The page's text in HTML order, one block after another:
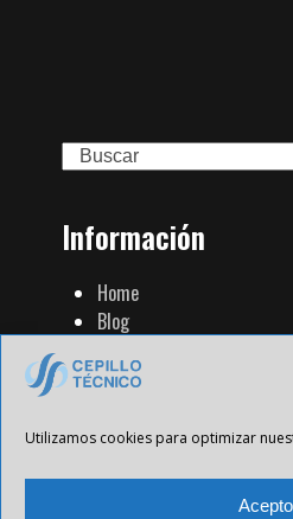
Utilizamos cookies para optimizar
Acepto
Search
Información
Home
Blog
Contacto
Aviso Legal